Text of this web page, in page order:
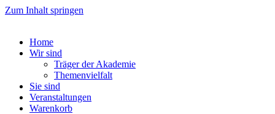
Zum Inhalt springen
Home
Wir sind
Träger der Akademie
Themenvielfalt
Sie sind
Veranstaltungen
Warenkorb